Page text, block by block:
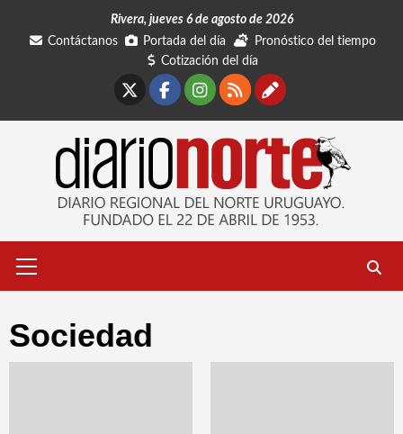
Rivera, jueves 6 de agosto de 2026
Contáctanos
Portada del día
Pronóstico del tiempo
Cotización del día
Facebook
Instagram
RSSContáctanos
primario
Sociedad